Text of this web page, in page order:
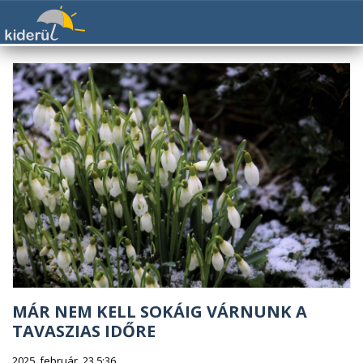
MÁR NEM KELL SOKÁIG VÁRNUNK A
TAVASZIAS IDŐRE